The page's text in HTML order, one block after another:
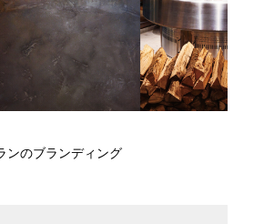
ンのブランディング